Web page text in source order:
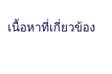
เนื้อหาที่เกี่ยวข้อง